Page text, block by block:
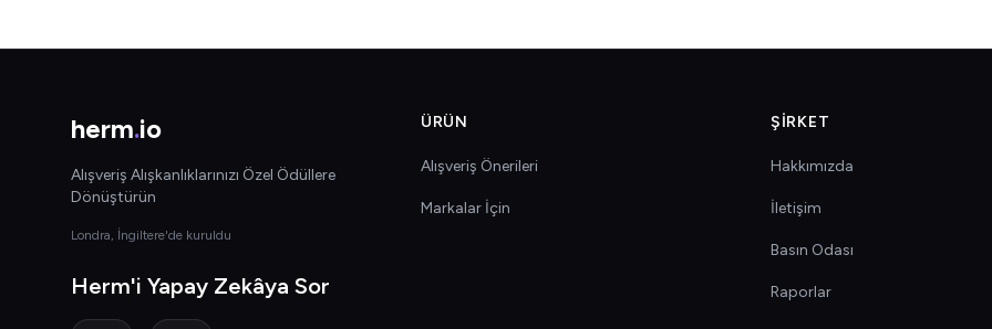
herm.io
Alışveriş Alışkanlıklarınızı Özel Ödüllere
Dönüştürün
Londra, İngiltere'de kuruldu
Herm'i Yapay Zekâya Sor
ÜRÜN
Alışveriş Önerileri
Markalar İçin
ŞIRKET
Hakkımızda
İletişim
Basın Odası
Raporlar